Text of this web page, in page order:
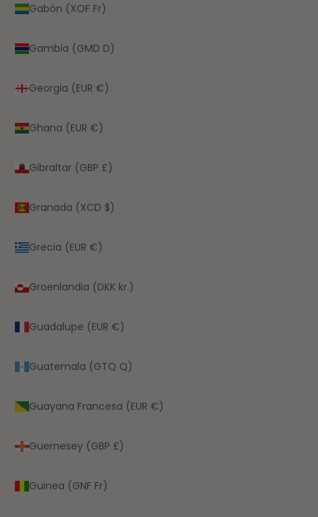
Gabón (XOF Fr)
Gambia (GMD D)
Georgia (EUR €)
Ghana (EUR €)
Gibraltar (GBP £)
Granada (XCD $)
Grecia (EUR €)
Groenlandia (DKK kr.)
Guadalupe (EUR €)
Guatemala (GTQ Q)
Guayana Francesa (EUR €)
Guernesey (GBP £)
Guinea (GNF Fr)